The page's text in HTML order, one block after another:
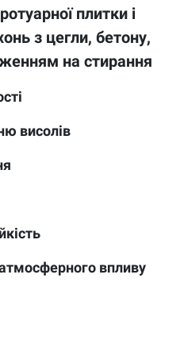
плитки і
з цегли, бетону,
на стирання
висолів
впливу